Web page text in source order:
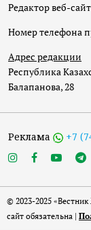
Редактор веб-
Номер телефона
Адрес редакции
Республика
Балапанова, 28
Реклама +7
© 2023-2025
сайт обязательна |